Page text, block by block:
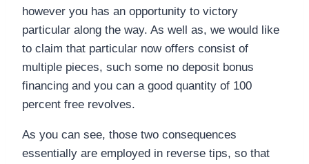
however you has an opportunity to victory
particular along the way. As well as, we would like
to claim that particular now offers consist of
multiple pieces, such some no deposit bonus
financing and you can a good quantity of 100
percent free revolves.
As you can see, those two consequences
essentially are employed in reverse tips, so that